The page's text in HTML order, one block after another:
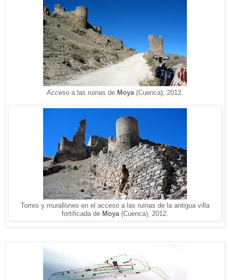
Acceso a las ruinas de Moya (Cuenca), 2012.
Torres y murallones en el acceso a las ruinas de la antigua villa
fortificada de Moya (Cuenca), 2012.